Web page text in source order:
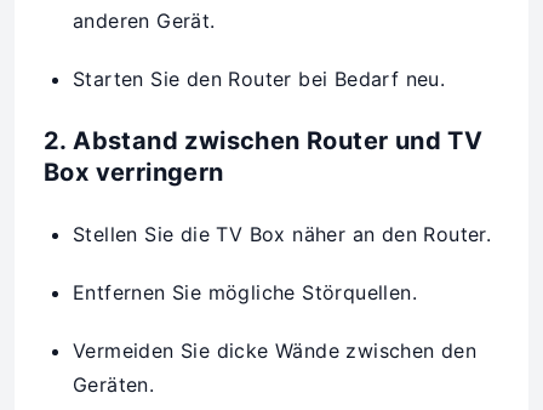
anderen Gerät.
Starten Sie den Router bei Bedarf neu.
2. Abstand zwischen Router und TV
Box verringern
Stellen Sie die TV Box näher an den Router.
Entfernen Sie mögliche Störquellen.
Vermeiden Sie dicke Wände zwischen den
Geräten.